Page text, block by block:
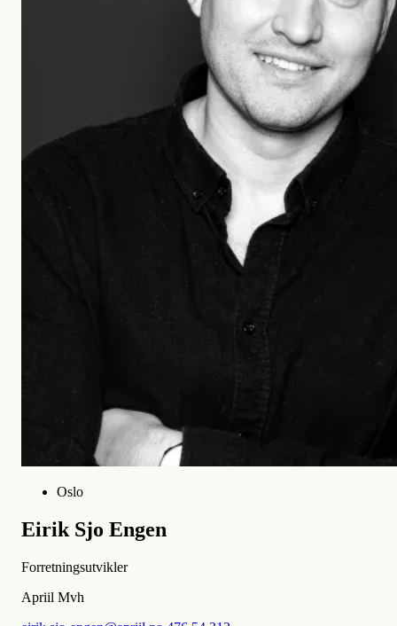
Oslo
Eirik Sjo Engen
Forretningsutvikler
Apriil Mvh